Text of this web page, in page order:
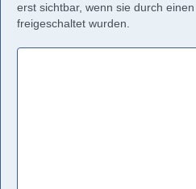
erst sichtbar, wenn sie durch
freigeschaltet wurden.